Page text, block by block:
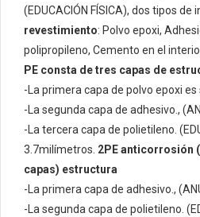
(EDUCACIÓN FÍSICA), dos tipos de
revestimiento: Polvo epoxi,
polipropileno, Cemento en el
PE consta de tres capas de
-La primera capa de polvo epoxi es
-La segunda capa de adhesivo.,
-La tercera capa de polietileno.
3.7milímetros. 2PE anticorrosión
capas) estructura
-La primera capa de adhesivo.,
-La segunda capa de polietileno.